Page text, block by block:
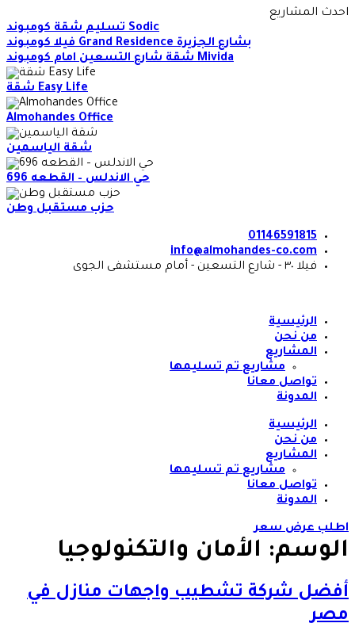
Skip
احدث المشاريع
تسليم شقة كومبوند Sodic
فيلا كومبوند Grand Residence بشارع الجزيرة
شقة شارع التسعين امام كومبوند Mivida
شقة Easy Life
Almohandes Office
شقة الياسمين
حي الاندلس – القطعه 696
حزب مستقبل وطن
01146591815
info@almohandes-co.com
فيلا ٣٠ - شارع التسعين - أمام مستشفى الجوى
الرئيسية
من نحن
المشاريع
مشاريع تم تسليمها
تواصل معانا
المدونة
الرئيسية
من نحن
المشاريع
مشاريع تم تسليمها
تواصل معانا
المدونة
اطلب عرض سعر
الوسم: الأمان والتكنولوجيا
أفضل شركة تشطيب واجهات منازل في
مصر